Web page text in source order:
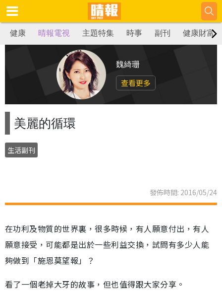
健康 晴報電視 主題特集 時事 副刊 健康財富
魏綺珊
查看更多
美麗的循環
生活副刊
發佈時間: 2016/05/24
在功利及物質的世界裏，很多時候，有人願意付出，有人
願意接受，可能都是出於一些利益交換，試問有多少人能
夠做到「施恩莫望報」？
看了一個老掉大牙的故事，但也值得跟大家分享。